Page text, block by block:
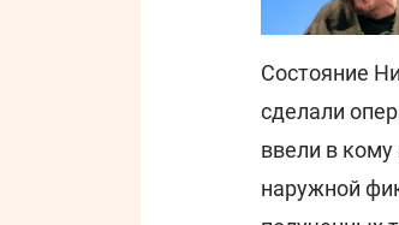
Состояние
сделали
ввели в
наружной